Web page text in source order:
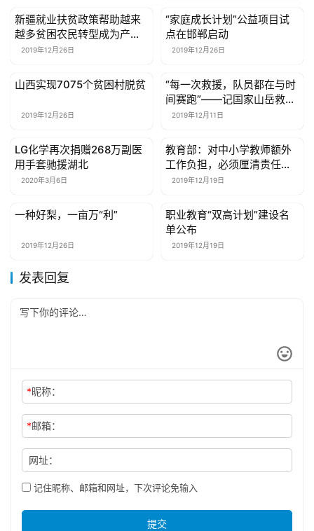
关
们
系
我
们
公益资讯
新疆就业扶贫政策帮助越来
越多贫困农民转型成为产业
工人
2019年12月26日
公益资讯
“家庭成长计划”公益项目试
点在邯郸启动
2019年12月26日
公益资讯
山西实现7075个贫困村脱贫
2019年12月26日
公益资讯
“每一次救援，队员都在与时
间赛跑”——记国家山岳救援
黄山大队
2019年12月11日
公益资讯
LG化学再次捐赠268万副医
用手套驰援湖北
2020年3月6日
公益资讯
教育部：对中小学教师额外
工作负担，必须厘清责任、
刚性治理
2019年12月19日
公益资讯
一种好梨，一亩万“利”
2019年12月26日
公益资讯
职业教育“双高计划”建设名
单公布
2019年12月19日
发表回复
*昵称：
*邮箱：
网址：
记住昵称、邮箱和网址，下次评论免输入
提交